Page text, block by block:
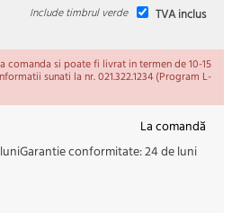
TVA inclus
Include timbrul verde
si poate fi livrat in termen de 10-15
sunati la nr. 021.322.1234 (Program L-
La comandă
Garantie conformitate:24 de luni